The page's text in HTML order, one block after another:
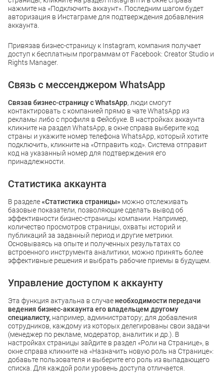
нажмите на «Подключить аккаунт». Последним шагом будет
авторизация в Инстаграме для подтверждения добавления
аккаунта.
Привязав бизнес-страницу к Instagram, компания получает
доступ к бесплатным программам от Facebook: Creator Studio и
Rights Manager.
Связь с мессенджером WhatsApp
Связав бизнес-страницу с WhatsApp, люди смогут
контактировать с компанией прямо в чате WhatsApp из
рекламы либо с профиля в Фейсбуке. В настройках аккаунта
кликните на раздел WhatsApp, в окне справа выберите код
страны и укажите номер телефона WhatsApp, который хотите
подключить, кликните на «Отправить код». Система отправит
код на указанный номер для подтверждения его
принадлежности.
Статистика аккаунта
В разделе«Статистика страницы» можно отслеживать
базовые показатели, позволяющие сделать вывод об
эффективности бизнес-страницы компании. Например,
количество просмотров страницы, охваты историй и
публикаций за заданный период и другие метрики.
Основываясь на опыте и полученных результатах со
встроенного инструмента аналитики, можно принять более
эффективные решения и выбрать рабочие приемы в будущем.
Управление доступом к аккаунту
Эта функция актуальна в случае необходимости передачи
ведения бизнес-аккаунта его владельцем другому
специалисту, например, администратору; для добавления
сотрудников, каждому из которых делегированы свои задачи
(менеджер по рекламе, модератор, аналитик и др.). В
настройках страницы зайдите в раздел «Роли на Странице», в
окне справа кликните на «Назначить новую роль на Странице»:
добавьте пользователя и выберите его роль из выпадающего
списка. Для каждой роли уровень доступа отличается.